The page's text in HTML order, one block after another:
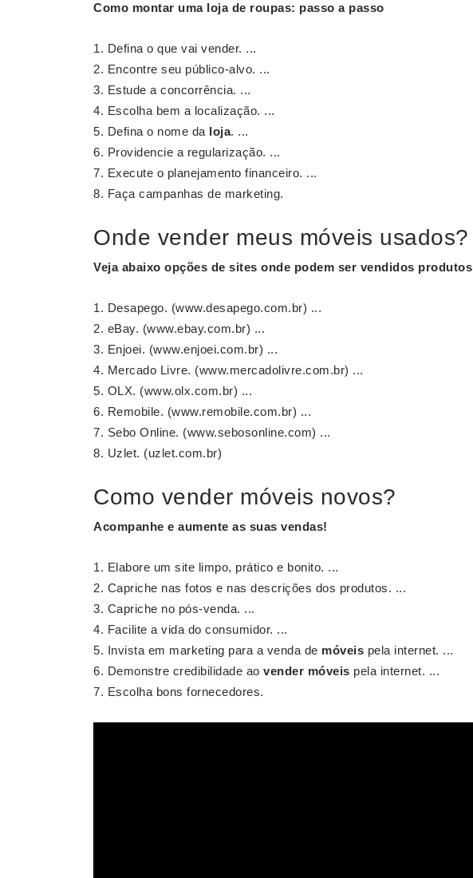
Como montar uma loja de roupas: passo a passo
Defina o que vai vender. ...
Encontre seu público-alvo. ...
Estude a concorrência. ...
Escolha bem a localização. ...
Defina o nome da loja. ...
Providencie a regularização. ...
Execute o planejamento financeiro. ...
Faça campanhas de marketing.
Onde vender meus móveis usados?
Veja abaixo opções de sites onde podem ser vendidos produtos
Desapego. (www.desapego.com.br) ...
eBay. (www.ebay.com.br) ...
Enjoei. (www.enjoei.com.br) ...
Mercado Livre. (www.mercadolivre.com.br) ...
OLX. (www.olx.com.br) ...
Remobile. (www.remobile.com.br) ...
Sebo Online. (www.sebosonline.com) ...
Uzlet. (uzlet.com.br)
Como vender móveis novos?
Acompanhe e aumente as suas vendas!
Elabore um site limpo, prático e bonito. ...
Capriche nas fotos e nas descrições dos produtos. ...
Capriche no pós-venda. ...
Facilite a vida do consumidor. ...
Invista em marketing para a venda de móveis pela internet. ...
Demonstre credibilidade ao vender móveis pela internet. ...
Escolha bons fornecedores.